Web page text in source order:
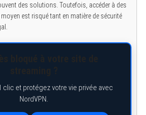
des solutions. Toutefois, accéder à des
est risqué tant en matière de sécurité
clic et protégez votre vie privée avec
NordVPN.